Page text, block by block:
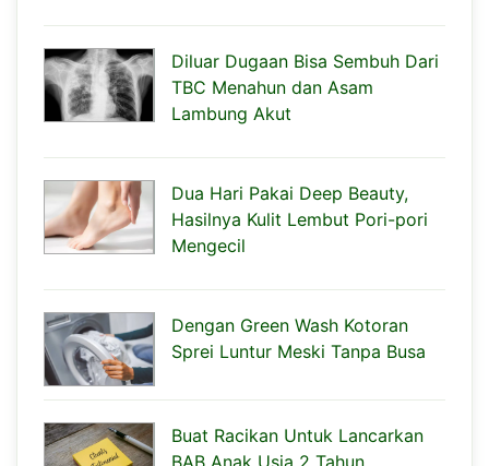
Diluar Dugaan Bisa Sembuh Dari
TBC Menahun dan Asam
Lambung Akut
Dua Hari Pakai Deep Beauty,
Hasilnya Kulit Lembut Pori-pori
Mengecil
Dengan Green Wash Kotoran
Sprei Luntur Meski Tanpa Busa
Buat Racikan Untuk Lancarkan
BAB Anak Usia 2 Tahun